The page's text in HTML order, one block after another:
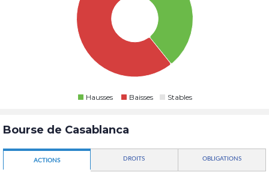
Hausses Baisses Stables
Bourse de Casablanca
ACTIONS DROITS OBLIGATIONS